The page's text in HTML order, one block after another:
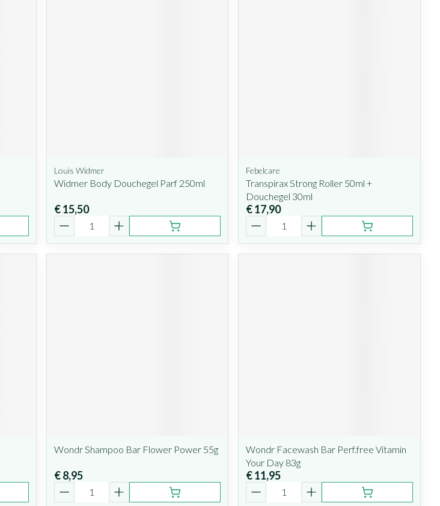
Louis Widmer
Widmer Body Douchegel Parf 250ml
€ 15,50
Febelcare
Transpirax Strong Roller 50ml +
Douchegel 30ml
€ 17,90
Wondr Shampoo Bar Flower Power 55g
€ 8,95
Wondr Facewash Bar Perf.free Vitamin
Your Day 83g
€ 11,95